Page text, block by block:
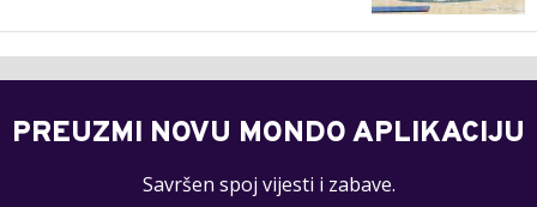
PREUZMI NOVU MONDO APLIKACIJU
Savršen spoj vijesti i zabave.